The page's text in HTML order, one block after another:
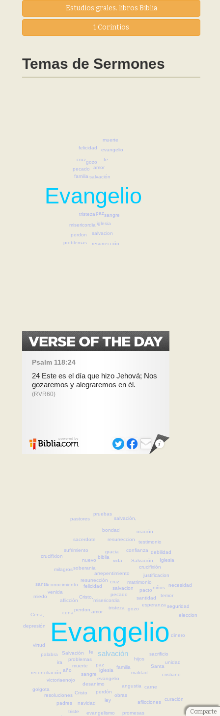
Estudios grales. libros Biblia
1 Corintios
Temas de Sermones
Evangelio
salvación
tristeza
amor
misericordia
pecado
paz
familia
iglesia
fe
gozo
perdon salvacion
evangelio
cruz
felicidad
problemas
sangre
resurrección
muerte
Evangelio
salvación
tristeza
amor
misericordia
pecado
paz
familia
iglesia
fe
gozo
perdon
salvacion
evangelio
cruz
felicidad
problemas
sangre
resurrección
muerte
desanimo
arrepentimiento
hijos
Cristo,
perdón
Salvación
santidad
maldad
matrimonio
angustia
cena
obras
vida
pacto
biblia
aflicción
sacrificio
esperanza
navidad
soberania
evangelismo
Cristo
conocimiento
enojo
nuevo
ley
crucifixión
Santa
promesas
gracia confianza
ira
aflicciones
carne
palabra
Salvación,
resurreccion
justificacion
victoria
venida
unidad
padres
temor
año
milagros
sacerdote
dinero
sufrimiento
seguridad
triste
niños
resoluciones
cristiano
bondad
debilidad
reconciliación
depresión
testimonio
oración
virtud
salvación,
Cena,
miedo
curación
Iglesia
golgota
santa
pruebas
necesidad
crucifixion
pastores
eleccion
Comparte